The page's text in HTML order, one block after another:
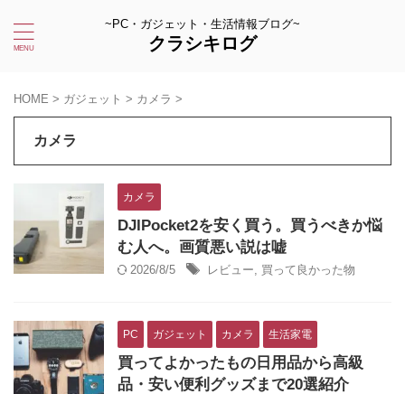
~PC・ガジェット・生活情報ブログ~
クラシキログ
HOME > ガジェット > カメラ >
カメラ
カメラ
DJIPocket2を安く買う。買うべきか悩
む人へ。画質悪い説は嘘
2026/8/5 レビュー, 買って良かった物
PC ガジェット カメラ 生活家電
買ってよかったもの日用品から高級
品・安い便利グッズまで20選紹介